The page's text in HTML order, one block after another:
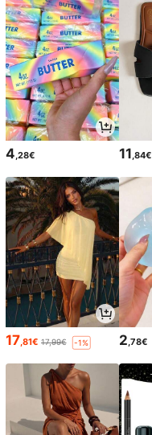
4,28€ 11,84€
17,81€ 17,99€ -1% 2,78€